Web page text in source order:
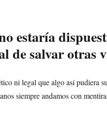
estaría
de salvar otras
ni legal que algo así pudiera
siempre andamos con